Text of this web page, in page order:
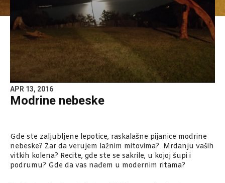
APR 13, 2016
Modrine nebeske
Gde ste zaljubljene lepotice, raskalašne pijanice modrine
nebeske? Zar da verujem lažnim mitovima? Mrdanju vaših
vitkih kolena? Recite, gde ste se sakrile, u kojoj šupi i
podrumu? Gde da vas nađem u modernim ritama?